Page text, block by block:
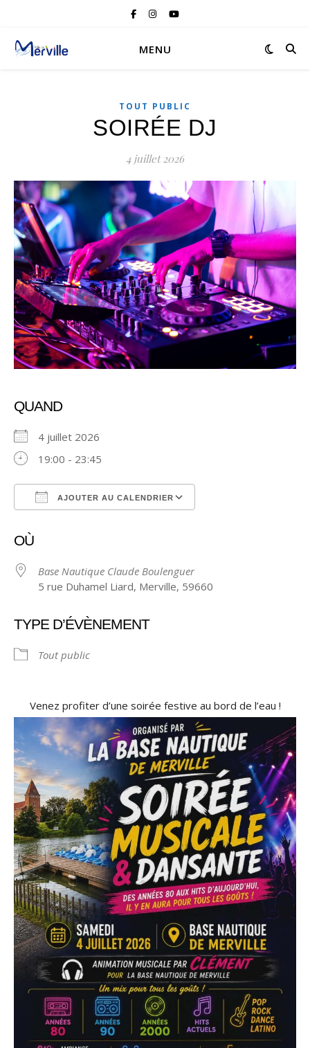
MENU
TOUT PUBLIC
SOIRÉE DJ
4 juillet 2026
QUAND
4 juillet 2026
19:00 - 23:45
AJOUTER AU CALENDRIER
OÙ
Base Nautique Claude Boulenguer
5 rue Duhamel Liard, Merville, 59660
TYPE D’ÉVÈNEMENT
Tout public
Venez profiter d’une soirée festive au bord de l’eau !